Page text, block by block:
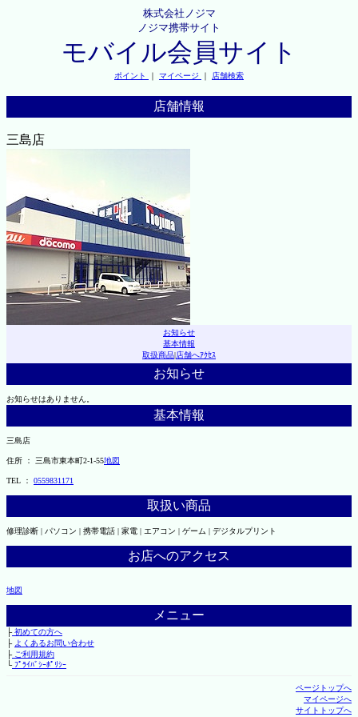
株式会社ノジマ
ノジマ携帯サイト
モバイル会員サイト
ポイント ｜ マイページ ｜ 店舗検索
店舗情報
三島店
お知らせ
基本情報
取扱商品|店舗へｱｸｾｽ
お知らせ
お知らせはありません。
基本情報
三島店
住所 ： 三島市東本町2-1-55地図
TEL ： 0559831171
取扱い商品
修理診断 | パソコン | 携帯電話 | 家電 | エアコン | ゲーム | デジタルプリント
お店へのアクセス
地図
メニュー
├初めての方へ
├ よくあるお問い合わせ
├ご利用規約
└ﾌﾟﾗｲﾊﾞｼｰﾎﾟﾘｼｰ
ページトップへ
マイページへ
サイトトップへ